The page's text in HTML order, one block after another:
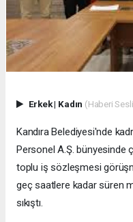
Erkek| Kadın (Haberi
Kandıra Belediyesi'nde
Personel A.Ş. bünyesinde
toplu iş sözleşmesi
geç saatlere kadar süren
sıkıştı.